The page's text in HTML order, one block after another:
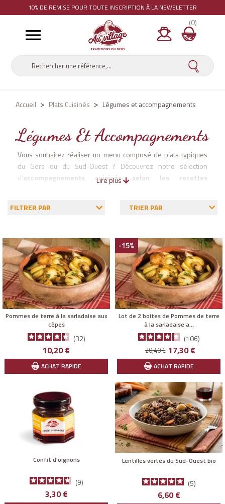
10% DE REMISE POUR TOUTE INSCRIPTION À LA NEWSLETTER

(0)
Accueil Plats Cuisinés Légumes et accompagnements
Légumes Et Accompagnements
Vous souhaitez réaliser un menu composé de plats typiques
du Gers ou du Sud-Ouest ? Découvrez notre sélection
d'accompagnements cuisinés selon les recettes
Lire plus
FILTRER PAR TRIER PAR
Pommes de terre à la sarladaise aux
cèpes
32
Prix
10,20 €
ACHAT RAPIDE
-15%
Lot de 2 boites de Pommes de terre
à la sarladaise a...
106
Prix
de
base
20,40 € Prix
17,30 €
ACHAT RAPIDE
Confit d'oignons
9
Prix
3,30 €
Lentilles vertes du Sud-Ouest bio
5
Prix
6,60 €